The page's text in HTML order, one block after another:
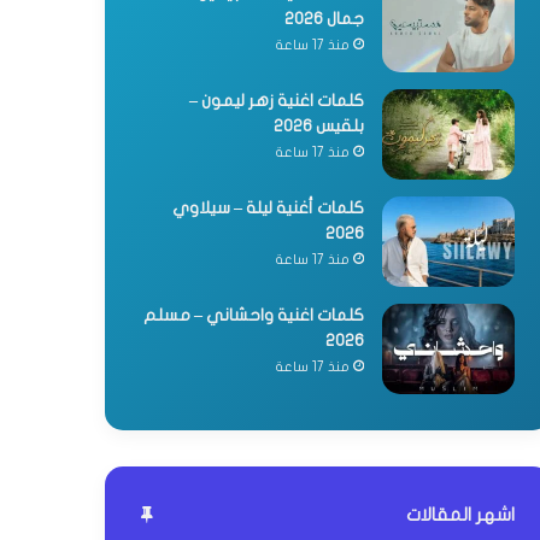
جمال 2026
منذ 17 ساعة
كلمات اغنية زهر ليمون –
بلقيس 2026
منذ 17 ساعة
كلمات أغنية ليلة – سيلاوي
2026
منذ 17 ساعة
كلمات اغنية واحشاني – مسلم
2026
منذ 17 ساعة
اشهر المقالات